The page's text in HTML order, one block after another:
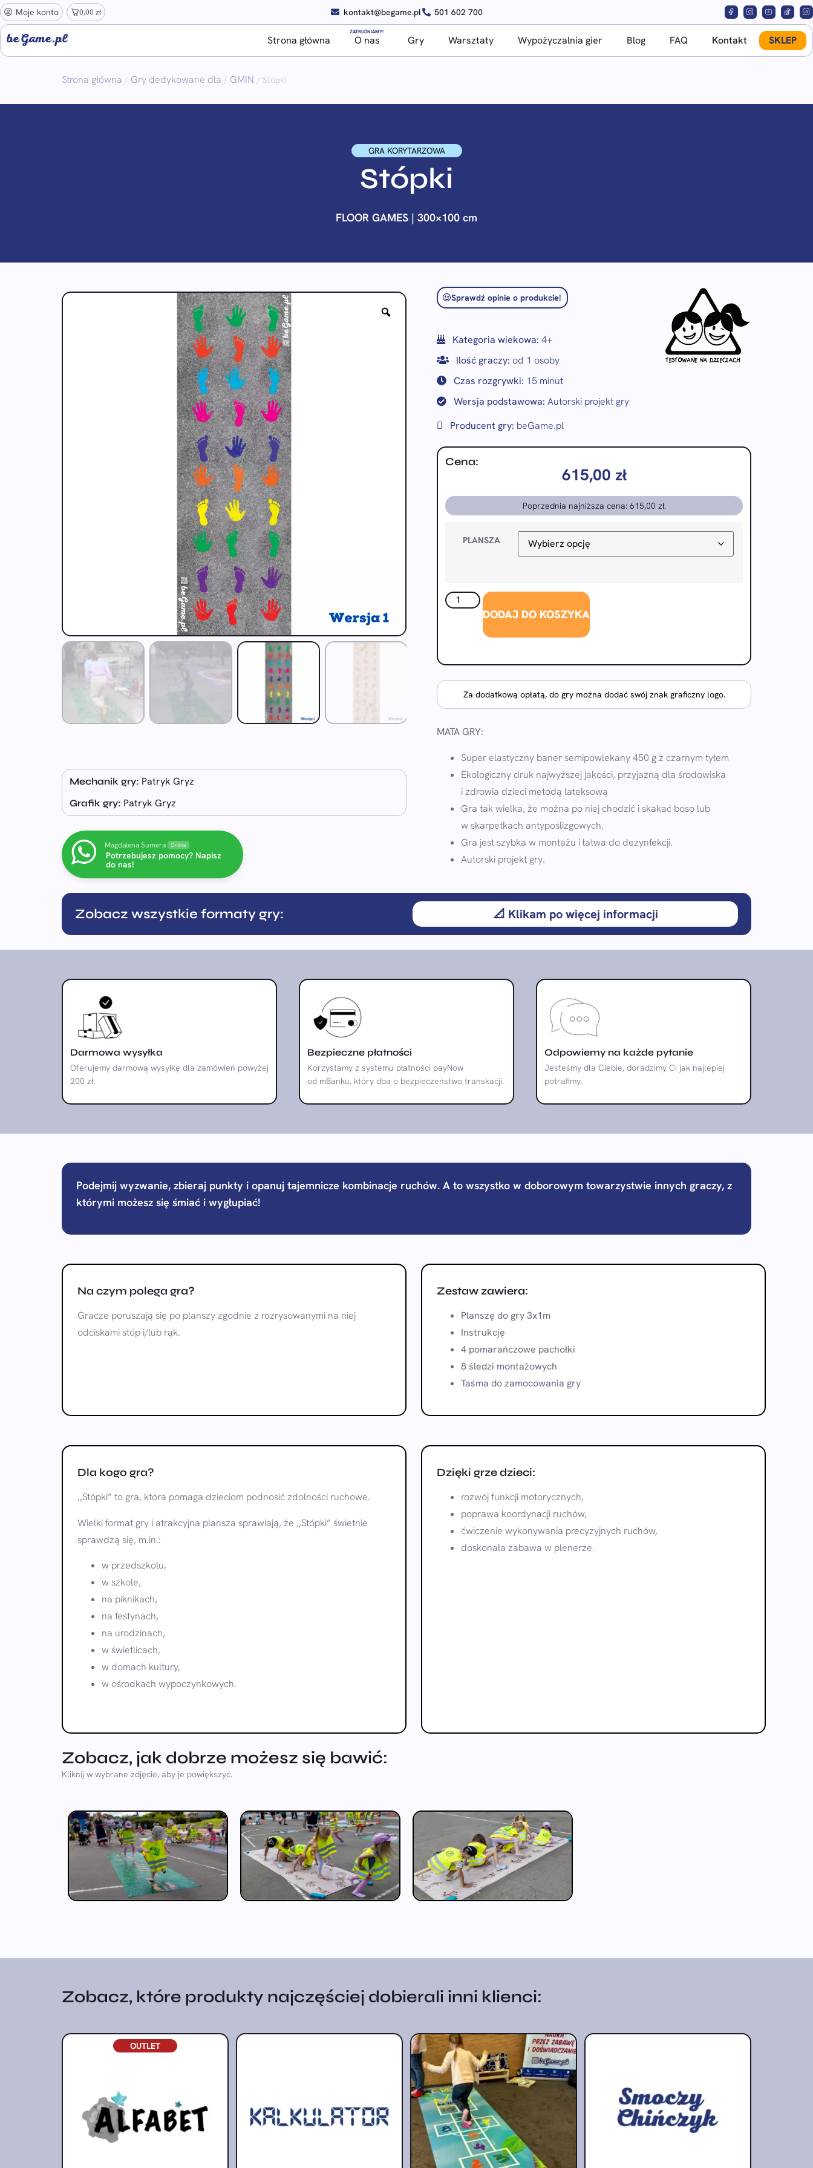
Moje konto 0,00 zł kontakt@begame.pl 501 602 700
beGame.pl Strona główna O nas
ZATRUDNIAMY!
Gry Warsztaty Wypożyczalnia gier Blog FAQ Kontakt SKLEP
Strona główna / Gry dedykowane dla / GMIN / Stópki
GRA KORYTARZOWA
Stópki
FLOOR GAMES | 300×100 cm
Mechanik gry: Patryk Gryz
Grafik gry: Patryk Gryz
Magdalena Sumera Online
Potrzebujesz pomocy? Napisz
do nas!
Sprawdź opinie o produkcie!
Kategoria wiekowa: 4+
Ilość graczy: od 1 osoby
Czas rozgrywki: 15 minut
Wersja podstawowa: Autorski projekt gry
Producent gry: beGame.pl
Cena:
615,00 zł
Poprzednia najniższa cena: 615,00 zł.
PLANSZA
DODAJ DO KOSZYKA
Za dodatkową opłatą, do gry można dodać swój znak graficzny logo.
MATA GRY:
Super elastyczny baner semipowlekany 450 g z czarnym tyłem
Ekologiczny druk najwyższej jakości, przyjazną dla środowiska
i zdrowia dzieci metodą lateksową
Gra tak wielka, że można po niej chodzić i skakać boso lub
w skarpetkach antypoślizgowych.
Gra jest szybka w montażu i łatwa do dezynfekcji.
Autorski projekt gry.
Zobacz wszystkie formaty gry: 📐 Klikam po więcej informacji
Darmowa wysyłka
Oferujemy darmową wysyłkę dla zamówień powyżej
200 zł.
Bezpieczne płatności
Korzystamy z systemu płatności payNow
od mBanku, który dba o bezpieczeństwo transkacji.
Odpowiemy na każde pytanie
Jesteśmy dla Ciebie, doradzimy Ci jak najlepiej
potrafimy.
Podejmij wyzwanie, zbieraj punkty i opanuj tajemnicze kombinacje ruchów. A to wszystko w doborowym towarzystwie innych graczy, z
którymi możesz się śmiać i wygłupiać!
Na czym polega gra?
Gracze poruszają się po planszy zgodnie z rozrysowanymi na niej
odciskami stóp i/lub rąk.
Zestaw zawiera:
Planszę do gry 3x1m
Instrukcję
4 pomarańczowe pachołki
8 śledzi montażowych
Taśma do zamocowania gry
Dla kogo gra?
,,Stópki” to gra, która pomaga dzieciom podnosić zdolności ruchowe.
Wielki format gry i atrakcyjna plansza sprawiają, że ,,Stópki” świetnie
sprawdzą się, m.in.:
w przedszkolu,
w szkole,
na piknikach,
na festynach,
na urodzinach,
w świetlicach,
w domach kultury,
w ośrodkach wypoczynkowych.
Dzięki grze dzieci:
rozwój funkcji motorycznych,
poprawa koordynacji ruchów,
ćwiczenie wykonywania precyzyjnych ruchów,
doskonała zabawa w plenerze.
Zobacz, jak dobrze możesz się bawić:
Kliknij w wybrane zdjęcie, aby je powiększyć.
Zobacz, które produkty najczęściej dobierali inni klienci:
OUTLET